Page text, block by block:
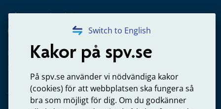
Switch to English
Kakor på spv.se
På spv.se använder vi nödvändiga kakor
(cookies) för att webbplatsen ska fungera så
bra som möjligt för dig. Om du godkänner
Frågor om utbetalning
020-65 00 65
Kontakta oss